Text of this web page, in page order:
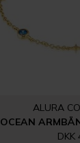
ALURA
OCEAN
DKK